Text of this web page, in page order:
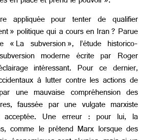
appliquée pour tenter de qualifier
» politique qui a cours en Iran ? Parue
La subversion », l’étude historico-
moderne écrite par Roger
intéressant. Pour ce dernier,
à lutter contre les actions de
une mauvaise compréhension des
faussée par une vulgate marxiste
acceptée. Une erreur : pour lui, la
comme le prétend Marx lorsque des